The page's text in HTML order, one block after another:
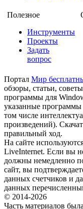
Полезное
Инструменты
Проекты
Задать
вопрос
Портал Мир
обзоры, статьи,
программы для
указанные программы
том числе
произведений).
правильный ход.
На сайте
LiveInternet. Если вы
должны немедленно
сайт, вы
данных счетчиков и
данных
© 2014-2026
Часть материалов